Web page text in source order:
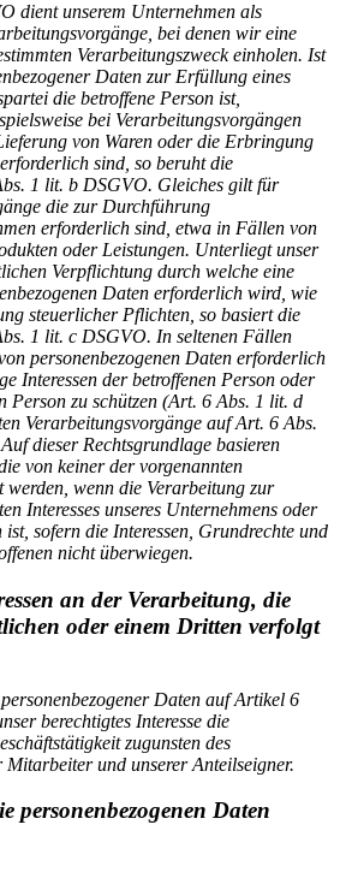
dient unserem Unternehmen als
bei denen wir eine
Verarbeitungszweck einholen. Ist
Daten zur Erfüllung eines
die betroffene Person ist,
bei Verarbeitungsvorgängen
von Waren oder die Erbringung
sind, so beruht die
1 lit. b DSGVO. Gleiches gilt für
die zur Durchführung
erforderlich sind, etwa in Fällen von
oder Leistungen. Unterliegt unser
Verpflichtung durch welche eine
Daten erforderlich wird, wie
steuerlicher Pflichten, so basiert die
1 lit. c DSGVO. In seltenen Fällen
personenbezogenen Daten erforderlich
Interessen der betroffenen Person oder
Person zu schützen (Art. 6 Abs. 1 lit. d
Verarbeitungsvorgänge auf Art. 6 Abs.
dieser Rechtsgrundlage basieren
von keiner der vorgenannten
werden, wenn die Verarbeitung zur
Interesses unseres Unternehmens oder
sofern die Interessen, Grundrechte und
nicht überwiegen.
an der Verarbeitung, die
oder einem Dritten verfolgt
Daten auf Artikel 6
berechtigtes Interesse die
zugunsten des
Mitarbeiter und unserer Anteilseigner.
personenbezogenen Daten